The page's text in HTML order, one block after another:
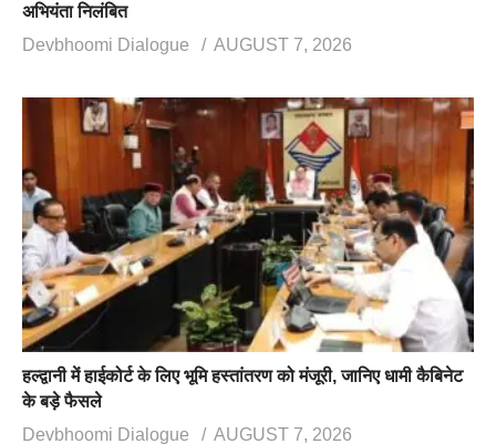
अभियंता निलंबित
Devbhoomi Dialogue
AUGUST 7, 2026
हल्द्वानी में हाईकोर्ट के लिए भूमि हस्तांतरण को मंजूरी, जानिए धामी कैबिनेट
के बड़े फैसले
Devbhoomi Dialogue
AUGUST 7, 2026